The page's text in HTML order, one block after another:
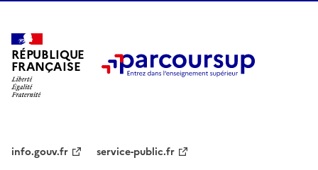
RÉPUBLIQUE
FRANÇAISE
info.gouv.fr service-public.fr